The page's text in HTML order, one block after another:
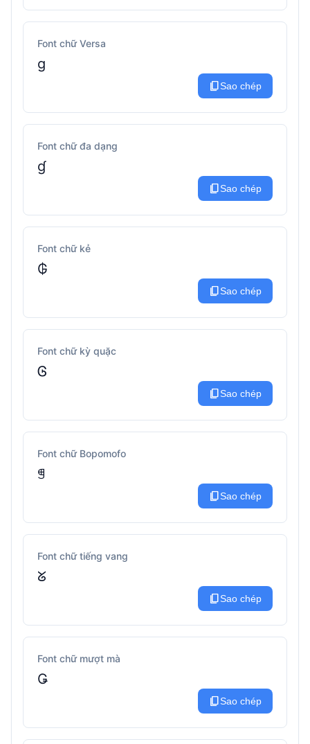
Font chữ Versa
g
content_copySao chép
Font chữ đa dạng
ɠ
content_copySao chép
Font chữ kẻ
₲
content_copySao chép
Font chữ kỳ quặc
Ꮆ
content_copySao chép
Font chữ Bopomofo
ꁅ
content_copySao chép
Font chữ tiếng vang
ᘜ
content_copySao chép
Font chữ mượt mà
Ǥ
content_copySao chép